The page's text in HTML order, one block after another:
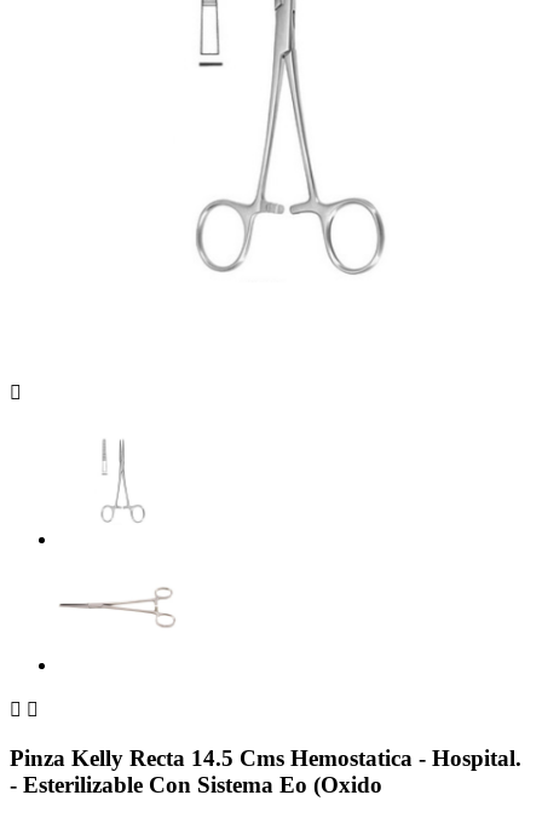

 
Pinza Kelly Recta 14.5 Cms Hemostatica - Hospital.
- Esterilizable Con Sistema Eo (Oxido